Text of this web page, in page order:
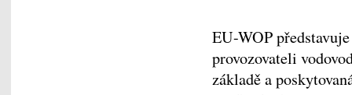
EU-WOP
provozovateli
základě a